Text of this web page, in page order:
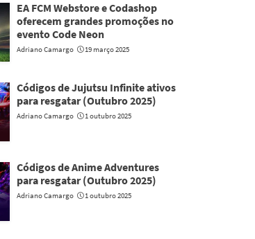
EA FCM Webstore e Codashop
oferecem grandes promoções no
evento Code Neon
Adriano Camargo 19 março 2025
Códigos de Jujutsu Infinite ativos
para resgatar (Outubro 2025)
Adriano Camargo 1 outubro 2025
Códigos de Anime Adventures
para resgatar (Outubro 2025)
Adriano Camargo 1 outubro 2025